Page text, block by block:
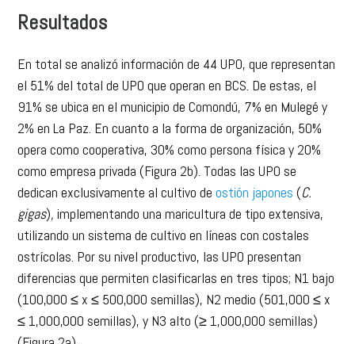
Resultados
En total se analizó información de 44 UPO, que representan
el 51% del total de UPO que operan en BCS. De estas, el
91% se ubica en el municipio de Comondú, 7% en Mulegé y
2% en La Paz. En cuanto a la forma de organización, 50%
opera como cooperativa, 30% como persona física y 20%
como empresa privada (Figura 2b). Todas las UPO se
dedican exclusivamente al cultivo deostión japones (C.
gigas),implementando una maricultura de tipo extensiva,
utilizando un sistema de cultivo en líneas con costales
ostrícolas. Por su nivel productivo, las UPO presentan
diferencias que permiten clasificarlas en tres tipos; N1 bajo
(100,000 ≤ x ≤ 500,000 semillas), N2 medio (501,000 ≤ x
≤ 1,000,000 semillas), y N3 alto (≥ 1,000,000 semillas)